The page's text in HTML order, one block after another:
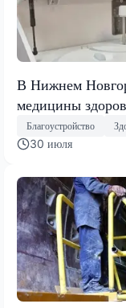
В Нижнем
медицины
Благоустройство
30 июля